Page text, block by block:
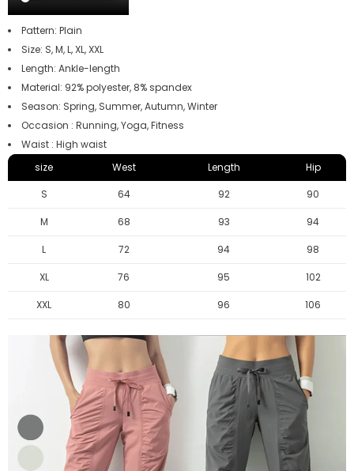
Pattern: Plain
Size: S, M, L, XL, XXL
Length: Ankle-length
Material: 92% polyester, 8% spandex
Season: Spring, Summer, Autumn, Winter
Occasion : Running, Yoga, Fitness
Waist : High waist
size
West Length
Hip
S
64 92 90
M 68 93 94
L 72 94 98
XL 76 95 102
XXL 80 96 106